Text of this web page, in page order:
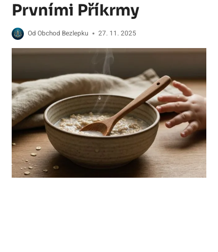
Prvními Příkrmy
Od Obchod Bezlepku 27. 11. 2025